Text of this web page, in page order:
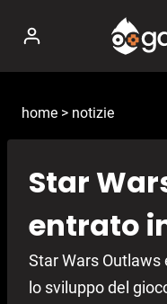
contenuto
home > notizie
Star
entrato
Star Wars
lo sviluppo del